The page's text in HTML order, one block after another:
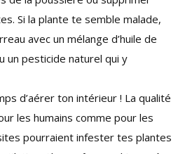
Si la plante te semble malade,
avec un mélange d’huile de
un pesticide naturel qui y
d’aérer ton intérieur ! La qualité
les humains comme pour les
pourraient infester tes plantes